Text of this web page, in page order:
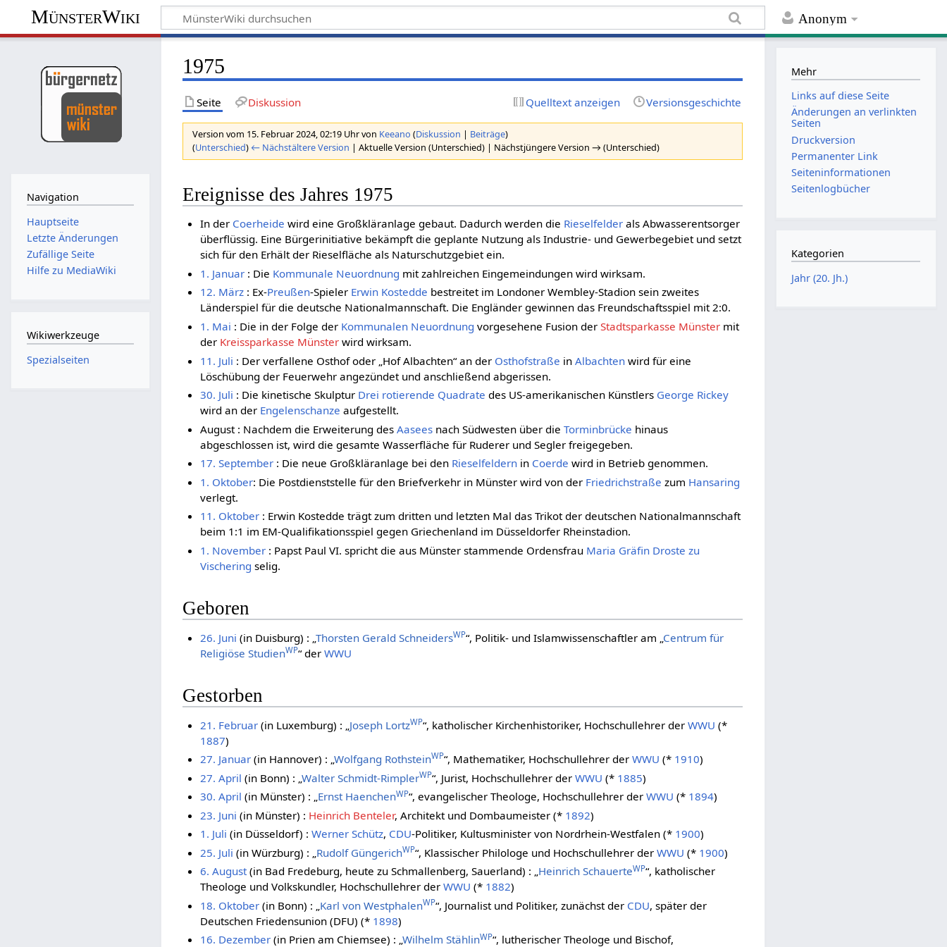
Anonym
MünsterWiki
1975
Seite Diskussion Quelltext anzeigen Versionsgeschichte
Version vom 15. Februar 2024, 02:19 Uhr von Keeano (Diskussion | Beiträge)
(Unterschied) ← Nächstältere Version | Aktuelle Version (Unterschied) | Nächstjüngere Version → (Unterschied)
Ereignisse des Jahres 1975
In der Coerheide wird eine Großkläranlage gebaut. Dadurch werden die Rieselfelderals Abwasserentsorger
überflüssig. Eine Bürgerinitiative bekämpft die geplante Nutzung als Industrie- und Gewerbegebiet und setzt
sich für den Erhält der Rieselfläche als Naturschutzgebiet ein.
1. Januar: Die Kommunale Neuordnung mit zahlreichen Eingemeindungen wird wirksam.
12. März: Ex-Preußen-Spieler Erwin Kostedde bestreitet im Londoner Wembley-Stadion sein zweites
Länderspiel für die deutsche Nationalmannschaft. Die Engländer gewinnen das Freundschaftsspiel mit 2:0.
1. Mai : Die in der Folge der Kommunalen Neuordnung vorgesehene Fusion der Stadtsparkasse Münstermit
der Kreissparkasse Münsterwird wirksam.
11. Juli : Der verfallene Osthof oder „Hof Albachten“ an der Osthofstraße in Albachtenwird für eine
Löschübung der Feuerwehr angezündet und anschließend abgerissen.
30. Juli : Die kinetische Skulptur Drei rotierende Quadrate des US-amerikanischen Künstlers George Rickey
wird an der Engelenschanze aufgestellt.
August : Nachdem die Erweiterung des Aaseesnach Südwesten über die Torminbrücke hinaus
abgeschlossen ist, wird die gesamte Wasserfläche für Ruderer und Segler freigegeben.
17. September: Die neue Großkläranlage bei den Rieselfeldernin Coerde wird in Betrieb genommen.
1. Oktober: Die Postdienststelle für den Briefverkehr in Münster wird von der Friedrichstraße zum Hansaring
verlegt.
11. Oktober: Erwin Kostedde trägt zum dritten und letzten Mal das Trikot der deutschen Nationalmannschaft
beim 1:1 im EM-Qualifikationsspiel gegen Griechenland im Düsseldorfer Rheinstadion.
1. November: Papst Paul VI. spricht die aus Münster stammende Ordensfrau Maria Gräfin Droste zu
Vischering selig.
Geboren
26. Juni (in Duisburg) : „ Thorsten Gerald SchneidersWP“, Politik- und Islamwissenschaftler am „ Centrum für
Religiöse StudienWP“ der WWU
Gestorben
21. Februar(in Luxemburg) : „ Joseph LortzWP“, katholischer Kirchenhistoriker, Hochschullehrer der WWU (*
1887)
27. Januar(in Hannover) : „Wolfgang RothsteinWP“, Mathematiker, Hochschullehrer der WWU (* 1910)
27. April (in Bonn) : „ Walter Schmidt-RimplerWP“, Jurist, Hochschullehrer der WWU (* 1885)
30. April (in Münster) : „Ernst HaenchenWP“, evangelischer Theologe, Hochschullehrer der WWU (* 1894)
23. Juni (in Münster) : Heinrich Benteler, Architekt und Dombaumeister (* 1892)
1. Juli (in Düsseldorf) : Werner Schütz, CDU-Politiker, Kultusminister von Nordrhein-Westfalen (* 1900)
25. Juli (in Würzburg) : „ Rudolf GüngerichWP“, Klassischer Philologe und Hochschullehrer der WWU (* 1900)
6. August(in Bad Fredeburg, heute zu Schmallenberg, Sauerland) : „Heinrich SchauerteWP“, katholischer
Theologe und Volkskundler, Hochschullehrer der WWU (* 1882)
18. Oktober(in Bonn) : „ Karl von WestphalenWP“, Journalist und Politiker, zunächst der CDU, später der
Deutschen Friedensunion (DFU) (* 1898)
16. Dezember(in Prien am Chiemsee) : „Wilhelm StählinWP“, lutherischer Theologe und Bischof,
Navigation
Hauptseite
Letzte Änderungen
Zufällige Seite
Hilfe zu MediaWiki
Wikiwerkzeuge
Spezialseiten
Mehr
Links auf diese Seite
Änderungen an verlinkten
Seiten
Druckversion
Permanenter Link
Seiten­informationen
Seitenlogbücher
Kategorien
Jahr (20. Jh.)